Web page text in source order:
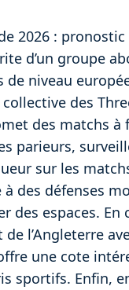
2026 :
d’un groupe
de niveau
des
des matchs
parieurs,
sur les
des défenses
des espaces. En
l’Angleterre
une cote
sportifs. Enfin,